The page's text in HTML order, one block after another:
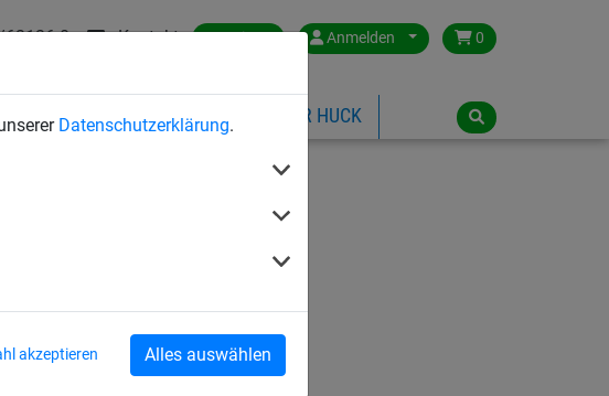
Datenschutzerklärung.
akzeptieren Alles auswählen
0 Kontakt Austria Anmelden 0
SEILSPIELGERÄTE ÜBER HUCK